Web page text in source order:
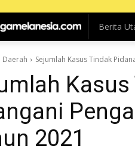
Berita
Daerah Sejumlah Kasus Tindak
2021